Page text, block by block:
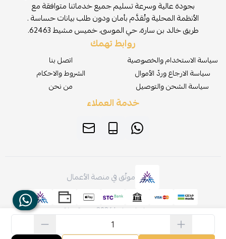
بجودة عالية وسرعة تسليم جميع خدماتنا متوافقة مع
الأنظمة المحلية وتُقدَّم بأمان ودون طلب بيانات حساسة .
طريق خالد بن سارة، حي الموسى، خميس مشيط 62463.
روابط تهمك
سياسة الاستخدام والخصوصية
سياسة الارجاع وردّ الأموال
سياسة الشحن والتوصيل
اتصل بنا
الشروط والاحكام
من نحن
خدمة العملاء
موثّق في منصة الأعمال
صنع بإتقان على | 2026 منصة سلة